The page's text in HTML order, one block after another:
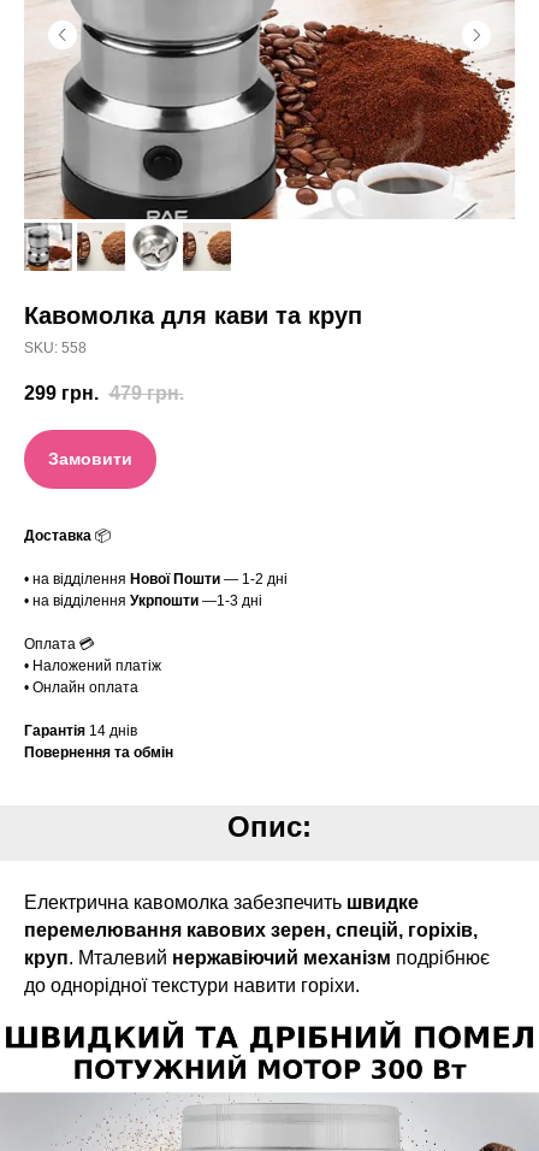
Кавомолка для кави та круп
SKU: 558
299 грн. 479 грн.
Замовити
Доставка 📦
• на відділення Нової Пошти — 1-2 дні
• на відділення Укрпошти —1-3 дні
Оплата 💳
• Наложений платіж
• Онлайн оплата
Гарантія 14 днів
Повернення та обмін
Опис:
Електрична кавомолка забезпечить швидке
перемелювання кавових зерен, спецій, горіхів,
круп. Мталевий нержавіючий механізм подрібнює
до однорідної текстури навити горіхи.